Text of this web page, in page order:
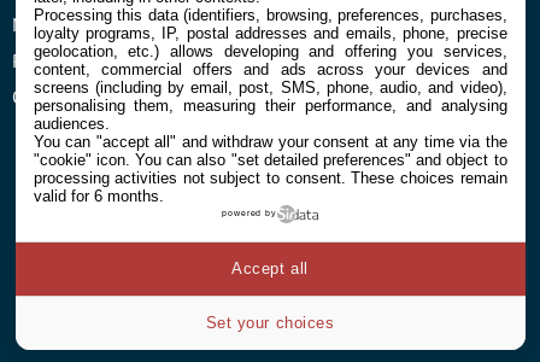
Mentions légales et CGU
Préférences Cookies
Qui sommes nous
Processing this data (identifiers, browsing, preferences, purchases,
loyalty programs, IP, postal addresses and emails, phone, precise
geolocation, etc.) allows developing and offering you services,
content, commercial offers and ads across your devices and
screens (including by email, post, SMS, phone, audio, and video),
personalising them, measuring their performance, and analysing
audiences.
You can "accept all" and withdraw your consent at any time via the
"cookie" icon. You can also "set detailed preferences" and object to
processing activities not subject to consent. These choices remain
valid for 6 months.
powered by
Set your choices
Accept all